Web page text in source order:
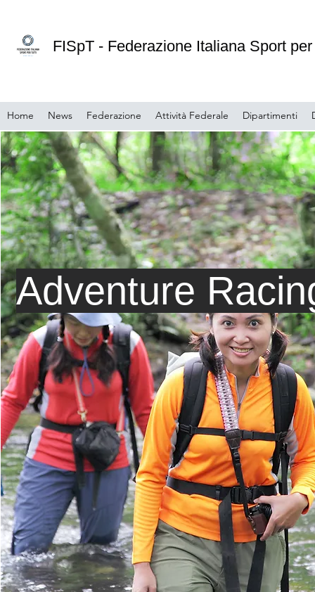
FISpT - Federazione Italiana Sport
Home News Federazione Attività Federale Dipartimenti
Adventure